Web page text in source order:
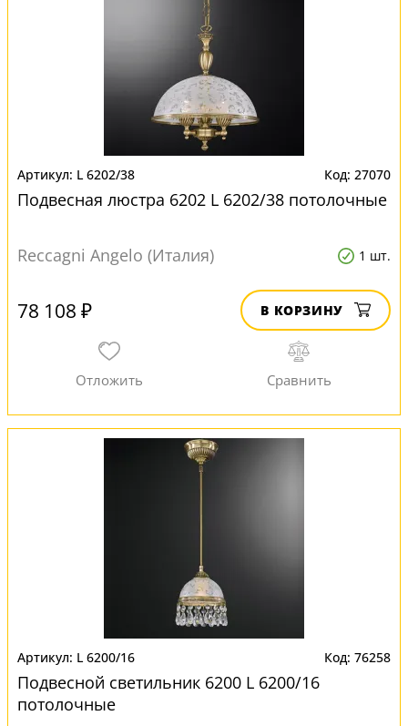
L 6202/38 27070
Подвесная люстра 6202 L 6202/38 потолочные
Reccagni Angelo (Италия) 1 шт.
78 108 ₽ В КОРЗИНУ
L 6200/16 76258
Подвесной светильник 6200 L 6200/16
потолочные